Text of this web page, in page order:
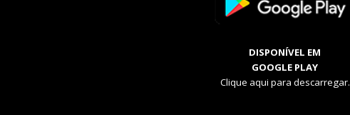
DISPONÍVEL EM
GOOGLE PLAY
Clique aqui para descarregar.